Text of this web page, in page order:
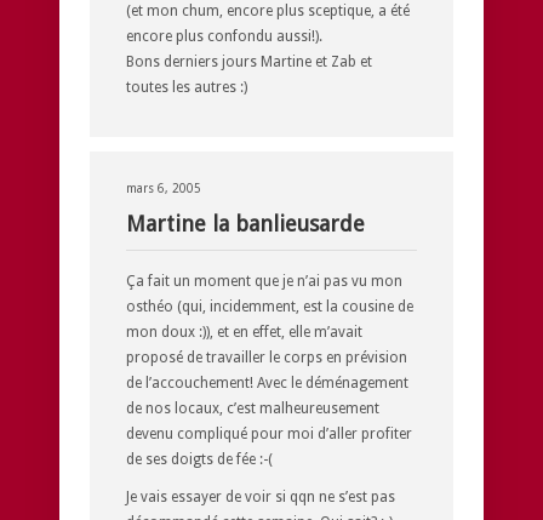
(et mon chum, encore plus sceptique, a été
encore plus confondu aussi!).
Bons derniers jours Martine et Zab et
toutes les autres :)
mars 6, 2005
Martine la banlieusarde
Ça fait un moment que je n’ai pas vu mon
osthéo (qui, incidemment, est la cousine de
mon doux :)), et en effet, elle m’avait
proposé de travailler le corps en prévision
de l’accouchement! Avec le déménagement
de nos locaux, c’est malheureusement
devenu compliqué pour moi d’aller profiter
de ses doigts de fée :-(
Je vais essayer de voir si qqn ne s’est pas